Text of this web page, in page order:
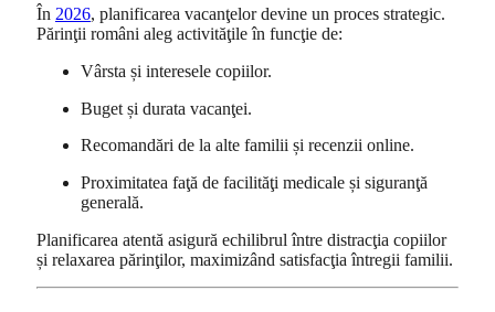
În 2026, planificarea vacanţelor devine un proces strategic.
Părinţii români aleg activităţile în funcţie de:
Vârsta și interesele copiilor.
Buget și durata vacanţei.
Recomandări de la alte familii și recenzii online.
Proximitatea faţă de facilităţi medicale și siguranţă
generală.
Planificarea atentă asigură echilibrul între distracţia copiilor
și relaxarea părinţilor, maximizând satisfacţia întregii familii.